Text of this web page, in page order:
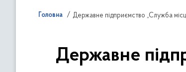
Головна Державне підприємство „Служба
Державне